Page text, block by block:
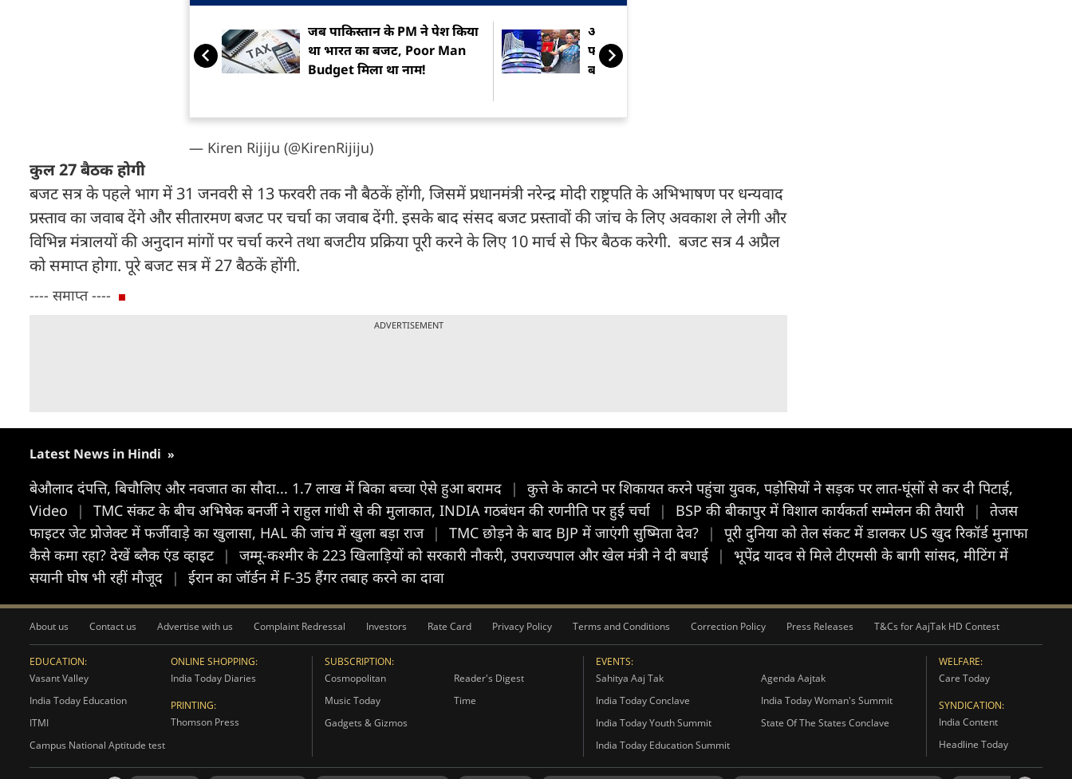
जब पाकिस्‍तान के PM ने पेश किया
था भारत का बजट, Poor Man
Budget मिला था नाम!
अगर इस चीज पर बजट का रहा
फोकस, तो 1 फरवरी को शेयर
बाजार में रहेगी तेजी!
— Kiren Rijiju (@KirenRijiju)
कुल 27 बैठक होगी
बजट सत्र के पहले भाग में 31 जनवरी से 13 फरवरी तक नौ बैठकें होंगी, जिसमें प्रधानमंत्री नरेन्द्र मोदी राष्ट्रपति के अभिभाषण पर धन्यवाद
प्रस्ताव का जवाब देंगे और सीतारमण बजट पर चर्चा का जवाब देंगी. इसके बाद संसद बजट प्रस्तावों की जांच के लिए अवकाश ले लेगी और
विभिन्न मंत्रालयों की अनुदान मांगों पर चर्चा करने तथा बजटीय प्रक्रिया पूरी करने के लिए 10 मार्च से फिर बैठक करेगी. बजट सत्र 4 अप्रैल
को समाप्त होगा. पूरे बजट सत्र में 27 बैठकें होंगी.
---- समाप्त ----
ADVERTISEMENT
Latest News in Hindi »
बेऔलाद दंपत्ति, बिचौलिए और नवजात का सौदा... 1.7 लाख में बिका बच्चा ऐसे हुआ बरामद |
कुत्ते के काटने पर शिकायत करने पहुंचा युवक, पड़ोसियों ने सड़क पर लात-घूंसों से कर दी पिटाई,
Video
| TMC संकट के बीच अभिषेक बनर्जी ने राहुल गांधी से की मुलाकात, INDIA गठबंधन की रणनीति पर हुई चर्चा | BSP की बीकापुर में विशाल कार्यकर्ता सम्मेलन की तैयारी |
तेजस
फाइटर जेट प्रोजेक्ट में फर्जीवाड़े का खुलासा, HAL की जांच में खुला बड़ा राज | TMC छोड़ने के बाद BJP में जाएंगी सुष्मिता देव? |
पूरी दुनिया को तेल संकट में डालकर US खुद रिकॉर्ड मुनाफा
कैसे कमा रहा? देखें ब्लैक एंड व्हाइट | जम्मू-कश्मीर के 223 खिलाड़ियों को सरकारी नौकरी, उपराज्यपाल और खेल मंत्री ने दी बधाई |
भूपेंद्र यादव से मिले टीएमसी के बागी सांसद, मीटिंग में
सयानी घोष भी रहीं मौजूद
| ईरान का जॉर्डन में F-35 हैंगर तबाह करने का दावा
About us Contact us Advertise with us Complaint Redressal Investors Rate Card Privacy Policy Terms and Conditions Correction Policy Press Releases T&Cs for AajTak HD Contest
EDUCATION:
Vasant Valley
India Today Education
ITMI
Campus National Aptitude test
ONLINE SHOPPING:
India Today Diaries
PRINTING:
Thomson Press
SUBSCRIPTION:
Cosmopolitan
Reader's Digest
Music Today
Time
Gadgets & Gizmos
EVENTS:
Sahitya Aaj Tak
Agenda Aajtak
India Today Conclave
India Today Woman's Summit
India Today Youth Summit
State Of The States Conclave
India Today Education Summit
WELFARE:
Care Today
SYNDICATION:
India Content
Headline Today